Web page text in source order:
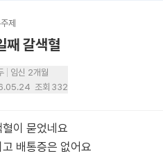
제
째 갈색혈
임신 2개월
조회 332
이 묻었네요
배통증은 없어요